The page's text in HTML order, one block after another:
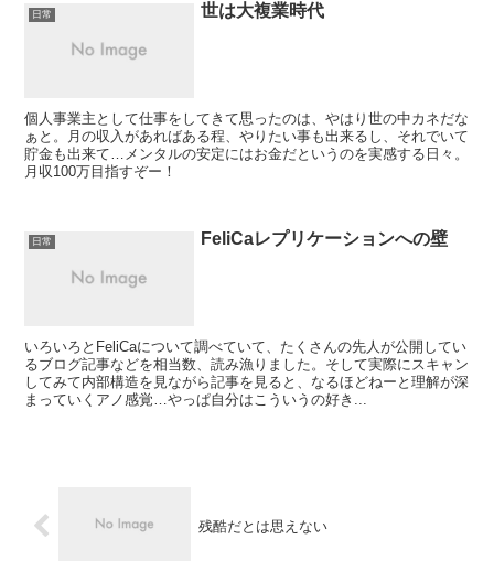
日常 世は大複業時代
個人事業主として仕事をしてきて思ったのは、やはり世の中カネだな
ぁと。月の収入があればある程、やりたい事も出来るし、それでいて
貯金も出来て…メンタルの安定にはお金だというのを実感する日々。
月収100万目指すぞー！
日常 FeliCaレプリケーションへの壁
いろいろとFeliCaについて調べていて、たくさんの先人が公開してい
るブログ記事などを相当数、読み漁りました。そして実際にスキャン
してみて内部構造を見ながら記事を見ると、なるほどねーと理解が深
まっていくアノ感覚…やっぱ自分はこういうの好き...
残酷だとは思えない